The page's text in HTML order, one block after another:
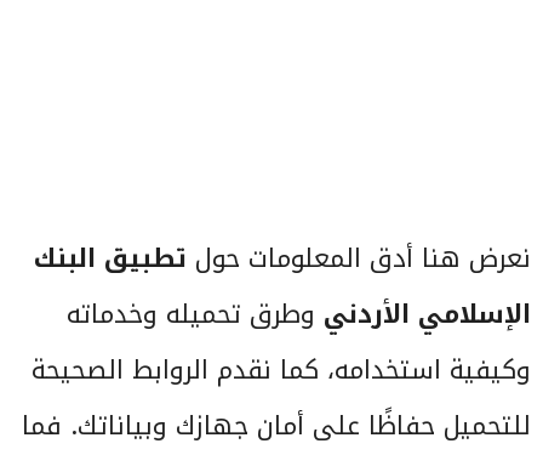
نعرض هنا أدق المعلومات حول تطبيق البنك
الإسلامي الأردني وطرق تحميله وخدماته
وكيفية استخدامه، كما نقدم الروابط الصحيحة
للتحميل حفاظًا على أمان جهازك وبياناتك. فما